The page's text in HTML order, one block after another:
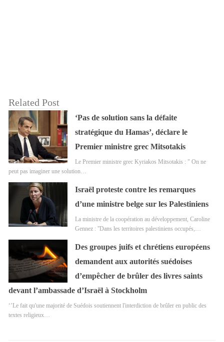
Related Post
‘Pas de solution sans la défaite
stratégique du Hamas’, déclare le
Premier ministre grec Mitsotakis
Le Premier ministre grec Kyriakos Mitsotakis : " On ne
peut pas imaginer une solution…
Israël proteste contre les remarques
d’une ministre belge sur les Palestiniens
La ministre de la coopération au développement, Caroline
Gennez : ''Dans les territoires palestiniens occupés,…
Des groupes juifs et chrétiens européens
demandent aux autorités suédoises
d’empêcher de brûler des livres saints
devant l’ambassade d’Israël à Stockholm
‘’Le fait qu'une majorité de Suédois soutiennent l'interdiction de brûler en public des
textes religieux…